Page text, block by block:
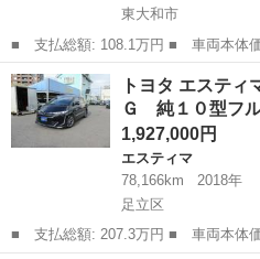
東大和市
■ 支払総額: 108.1万円 ■ 車両本体価格： 889,000 円 ■ メーカー
名： トヨタ ■ 車種名： エスティ
ス プレミアムエディション／走行
／ハーフレザ...
東京 東大和市 エスティマ
トヨタ エステ
Ｇ 純１０型フ
1,927,000円
エスティマ
78,166km
2018年
足立区
■ 支払総額: 207.3万円 ■ 車両本体価格： 1,927,000 円 ■ メーカ